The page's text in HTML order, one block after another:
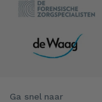
Ga snel naar